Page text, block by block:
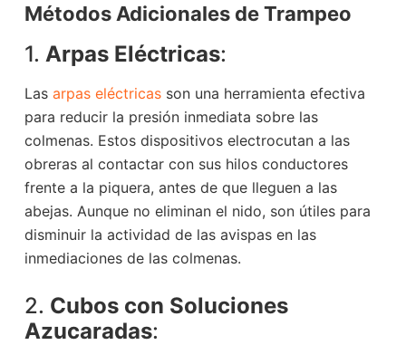
Métodos Adicionales de Trampeo
1. Arpas Eléctricas:
Las arpas eléctricasson una herramienta efectiva
para reducir la presión inmediata sobre las
colmenas. Estos dispositivos electrocutan a las
obreras al contactar con sus hilos conductores
frente a la piquera, antes de que lleguen a las
abejas. Aunque no eliminan el nido, son útiles para
disminuir la actividad de las avispas en las
inmediaciones de las colmenas.
2. Cubos con Soluciones
Azucaradas: